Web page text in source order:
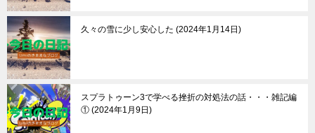
久々の雪に少し安心した 2024年1月14日
スプラトゥーン3で学べる挫折の対処法の話・・・雑記編
① 2024年1月9日